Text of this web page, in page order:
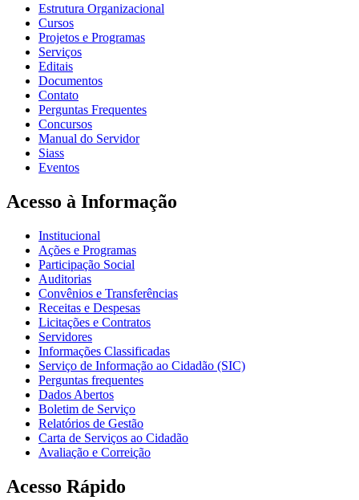
Estrutura Organizacional
Cursos
Projetos e Programas
Serviços
Editais
Documentos
Contato
Perguntas Frequentes
Concursos
Manual do Servidor
Siass
Eventos
Acesso à Informação
Institucional
Ações e Programas
Participação Social
Auditorias
Convênios e Transferências
Receitas e Despesas
Licitações e Contratos
Servidores
Informações Classificadas
Serviço de Informação ao Cidadão (SIC)
Perguntas frequentes
Dados Abertos
Boletim de Serviço
Relatórios de Gestão
Carta de Serviços ao Cidadão
Avaliação e Correição
Acesso Rápido